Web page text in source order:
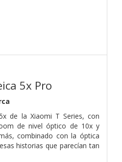
5x Pro
de la Xiaomi T Series, con
de nivel óptico de 10x y
combinado con la óptica
historias que parecían tan